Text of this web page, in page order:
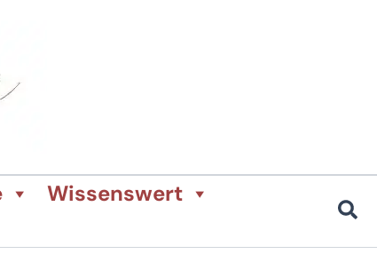
Wissenswert